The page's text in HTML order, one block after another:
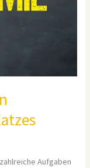
Aufgaben